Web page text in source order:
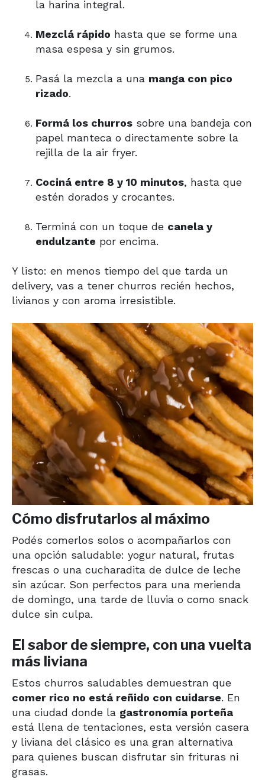
la harina integral.
Mezclá rápido hasta que se forme una
masa espesa y sin grumos.
Pasá la mezcla a una manga con pico
rizado.
Formá los churros sobre una bandeja con
papel manteca o directamente sobre la
rejilla de la air fryer.
Cociná entre 8 y 10 minutos, hasta que
estén dorados y crocantes.
Terminá con un toque de canela y
endulzante por encima.
Y listo: en menos tiempo del que tarda un
delivery, vas a tener churros recién hechos,
livianos y con aroma irresistible.
Cómo disfrutarlos al máximo
Podés comerlos solos o acompañarlos con
una opción saludable: yogur natural, frutas
frescas o una cucharadita de dulce de leche
sin azúcar. Son perfectos para una merienda
de domingo, una tarde de lluvia o como snack
dulce sin culpa.
El sabor de siempre, con una vuelta
más liviana
Estos churros saludables demuestran que
comer rico no está reñido con cuidarse. En
una ciudad donde la gastronomía porteña
está llena de tentaciones, esta versión casera
y liviana del clásico es una gran alternativa
para quienes buscan disfrutar sin frituras ni
grasas.